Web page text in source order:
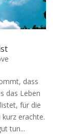
dass
das Leben
für die
erachte.
tun...